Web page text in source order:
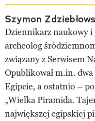
Szymon
Dziennikarz naukowy i
archeolog
związany z Serwisem
Opublikował m.in.
Egipcie, a ostatnio –
„Wielka Piramida.
największej egipskiej